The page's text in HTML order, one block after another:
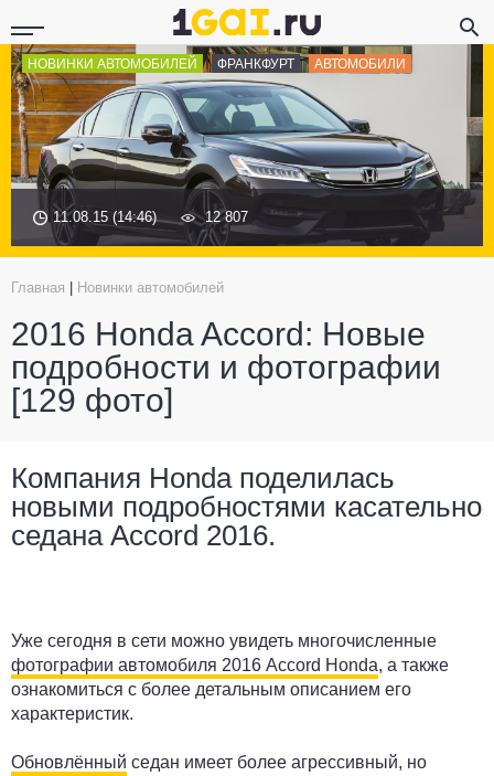
НОВИНКИ АВТОМОБИЛЕЙ ФРАНКФУРТ АВТОМОБИЛИ
11.08.15 (14:46) 12 807
Главная Новинки автомобилей
2016 Honda Accord: Новые
подробности и фотографии
[129 фото]
Компания Honda поделилась
новыми подробностями касательно
седана Accord 2016.
Уже сегодня в сети можно увидеть многочисленные
фотографии автомобиля 2016 Accord Honda, а также
ознакомиться с более детальным описанием его
характеристик.
Обновлённый седан имеет более агрессивный, но